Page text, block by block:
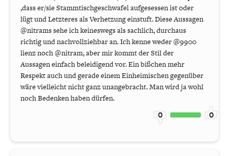
,dass er/sie Stammtischgeschwafel aufgesessen ist oder
lügt und Letzteres als Verhetzung einstuft. Diese Aussagen
@nitrams sehe ich keineswegs als sachlich, durchaus
richtig und nachvollziehbar an. Ich kenne weder @9900
lienz noch @nitram, aber mir kommt der Stil der
Aussagen einfach beleidigend vor. Ein bißchen mehr
Respekt auch und gerade einem Einheimischen gegenüber
wäre vielleicht nicht ganz unangebracht. Man wird ja wohl
noch Bedenken haben dürfen.
0 0